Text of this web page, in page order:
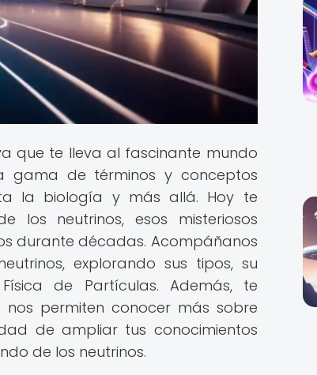
que te lleva al fascinante mundo
gama de términos y conceptos
la biología y más allá. Hoy te
los neutrinos, esos misteriosos
durante décadas. Acompáñanos
explorando sus tipos, su
de Partículas. Además, te
permiten conocer más sobre
de ampliar tus conocimientos
de los neutrinos.